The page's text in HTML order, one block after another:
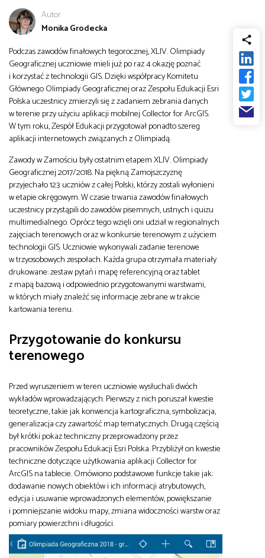
Infrastruktura i telekomunikacja
Turystyka i rekreacja
Architektura, inżynieria i budownictwo
Autor
Monika Grodecka
Podczas zawodów finałowych tegorocznej, XLIV. Olimpiady
Geograficznej uczniowie mieli już po raz 4 okazję poznać
i korzystać z technologii GIS. Dzięki współpracy Komitetu
Głównego Olimpiady Geograficznej oraz Zespołu Edukacji Esri
Polska uczestnicy zmierzyli się z zadaniem zebrania danych
w terenie przy użyciu aplikacji mobilnej Collector for ArcGIS.
W tym roku, Zespół Edukacji przygotował ponadto szereg
aplikacji internetowych związanych z Olimpiadą.
Zawody w Zamościu były ostatnim etapem XLIV. Olimpiady
Geograficznej 2017/2018. Na piękną Zamojszczyznę
przyjechało 123 uczniów z całej Polski, którzy zostali wyłonieni
w etapie okręgowym. W czasie trwania zawodów finałowych
uczestnicy przystąpili do zawodów pisemnych, ustnych i quizu
multimedialnego. Oprócz tego wzięli oni udział w regionalnych
zajęciach terenowych oraz w konkursie terenowym z użyciem
technologii GIS. Uczniowie wykonywali zadanie terenowe
w trzyosobowych zespołach. Każda grupa otrzymała materiały
drukowane: zestaw pytań i mapę referencyjną oraz tablet
z mapą bazową i odpowiednio przygotowanymi warstwami,
w których miały znaleźć się informacje zebrane w trakcie
kartowania terenu.
Przygotowanie do konkursu
terenowego
Przed wyruszeniem w teren uczniowie wysłuchali dwóch
wykładów wprowadzających. Pierwszy z nich poruszał kwestie
teoretyczne, takie jak konwencja kartograficzna, symbolizacja,
generalizacja czy zawartość map tematycznych. Drugą częścią
był krótki pokaz techniczny przeprowadzony przez
pracowników Zespołu Edukacji Esri Polska. Przybliżył on kwestie
techniczne dotyczące użytkowania aplikacji Collector for
ArcGIS na tablecie. Omówiono podstawowe funkcje takie jak:
dodawanie nowych obiektów i ich informacji atrybutowych,
edycja i usuwanie wprowadzonych elementów, powiększanie
i pomniejszanie widoku mapy, zmiana widoczności warstw oraz
pomiary powierzchni i długości.